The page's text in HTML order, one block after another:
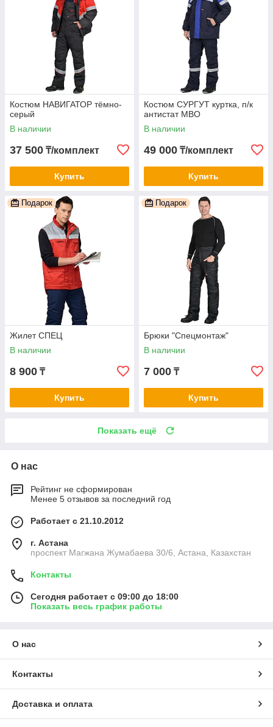
Костюм НАВИГАТОР тёмно-
серый
В наличии
37 500 ₸/комплект
Купить
Костюм СУРГУТ куртка, п/к
антистат МВО
В наличии
49 000 ₸/комплект
Купить
Подарок
Жилет СПЕЦ
В наличии
8 900 ₸
Купить
Подарок
Брюки "Спецмонтаж"
В наличии
7 000 ₸
Купить
Показать ещё
О нас
Рейтинг не сформирован
Менее 5 отзывов за последний год
Работает с 21.10.2012
г. Астана
проспект Магжана Жумабаева 30/6, Астана, Казахстан
Контакты
Сегодня работает с 09:00 до 18:00
Показать весь график работы
О нас
Контакты
Доставка и оплата